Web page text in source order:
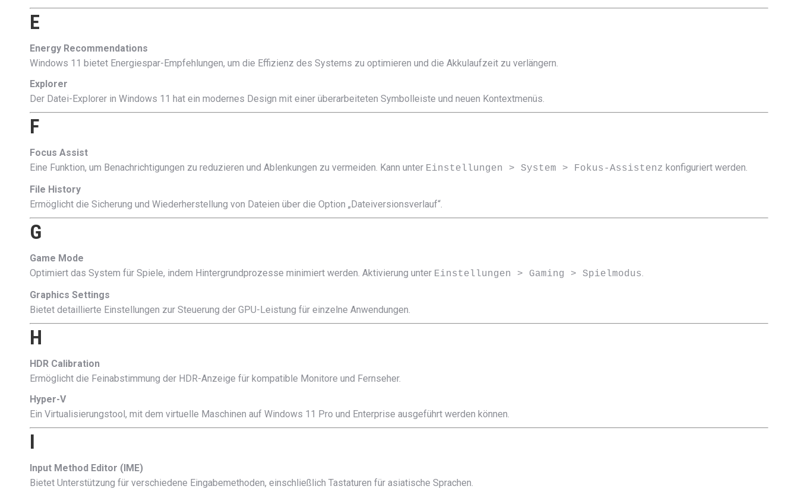
E
Energy Recommendations
Windows 11 bietet Energiespar-Empfehlungen, um die Effizienz des Systems zu optimieren und die Akkulaufzeit zu verlängern.
Explorer
Der Datei-Explorer in Windows 11 hat ein modernes Design mit einer überarbeiteten Symbolleiste und neuen Kontextmenüs.
F
Focus Assist
Eine Funktion, um Benachrichtigungen zu reduzieren und Ablenkungen zu vermeiden. Kann unter Einstellungen > System > Fokus-Assistenz konfiguriert werden.
File History
Ermöglicht die Sicherung und Wiederherstellung von Dateien über die Option „Dateiversionsverlauf“.
G
Game Mode
Optimiert das System für Spiele, indem Hintergrundprozesse minimiert werden. Aktivierung unter Einstellungen > Gaming > Spielmodus.
Graphics Settings
Bietet detaillierte Einstellungen zur Steuerung der GPU-Leistung für einzelne Anwendungen.
H
HDR Calibration
Ermöglicht die Feinabstimmung der HDR-Anzeige für kompatible Monitore und Fernseher.
Hyper-V
Ein Virtualisierungstool, mit dem virtuelle Maschinen auf Windows 11 Pro und Enterprise ausgeführt werden können.
I
Input Method Editor (IME)
Bietet Unterstützung für verschiedene Eingabemethoden, einschließlich Tastaturen für asiatische Sprachen.